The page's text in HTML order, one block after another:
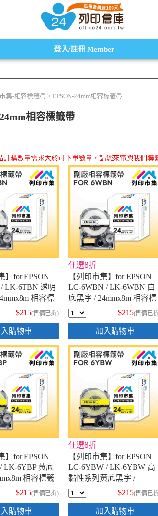
墨水匣,原廠碳粉匣，副廠碳粉匣，環保碳粉匣,連續供墨印
登入/註冊 Member
集-相容標籤帶 > EPSON-24mm相容標籤帶
相容標籤帶
訂購數量需求大於可下單數量，請您來電與我們聯
】for EPSON
LK-6TBN 透明
相容標
$215(售價已折)
購物車
任選8折
【列印市集】for EPSON
LC-6WBN / LK-6WBN 白
底黑字 / 24mmx8m 相容標
籤帶
$215(售價已
加入購物車
】for EPSON
LK-6YBP 黃底
相容標籤
$215(售價已折)
購物車
任選8折
【列印市集】for EPSON
LC-6YBW / LK-6YBW 高
黏性系列黃底黑字 /
24mmx9m 相容標籤帶
$215(售價已
加入購物車